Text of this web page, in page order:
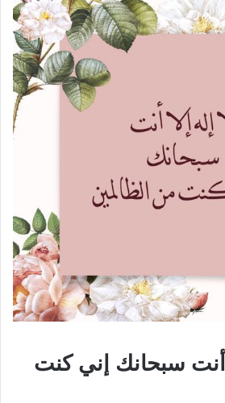
أنت سبحانك إني كنت